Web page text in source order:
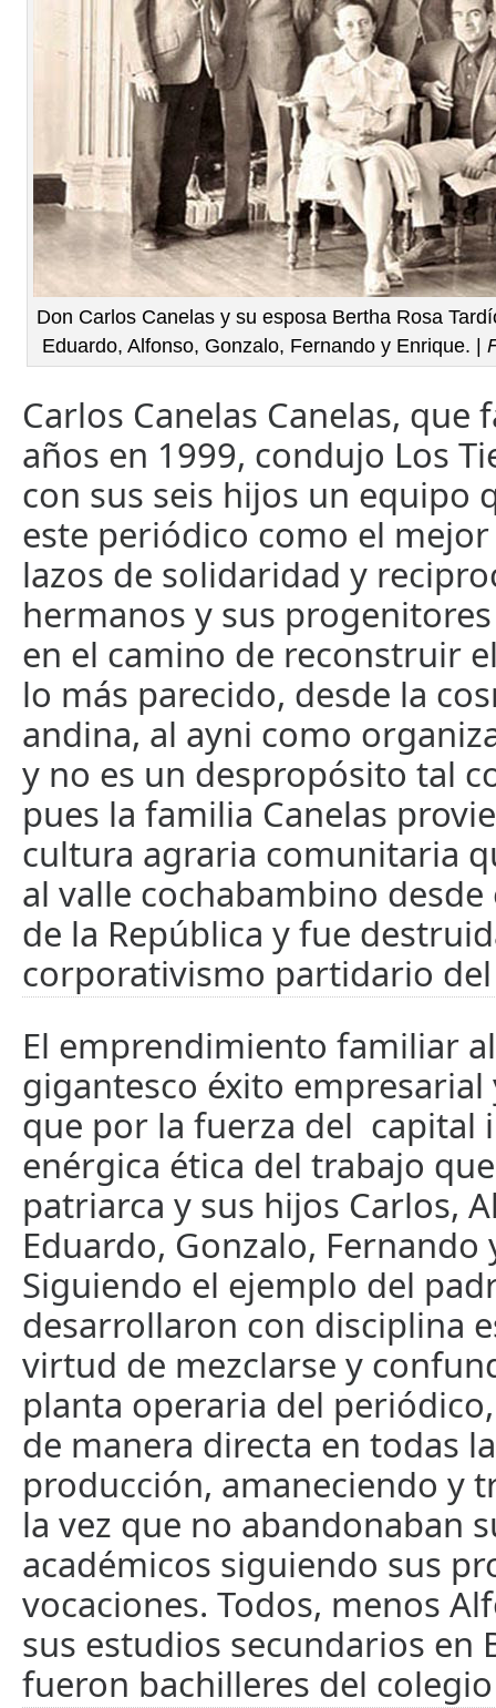
Don Carlos Canelas y su esposa Bertha Rosa
Eduardo, Alfonso, Gonzalo, Fernando y Enrique. |
Carlos Canelas Canelas, que
años en 1999, condujo Los
con sus seis hijos un equipo
este periódico como el
lazos de solidaridad y
hermanos y sus
en el camino de reconstruir
lo más parecido, desde la
andina, al ayni como
y no es un despropósito tal
pues la familia Canelas
cultura agraria comunitaria
al valle cochabambino
de la República y fue
corporativismo partidario
El emprendimiento familiar
gigantesco éxito empresarial
que por la fuerza del capital
enérgica ética del trabajo
patriarca y sus hijos Carlos,
Eduardo, Gonzalo, Fernando
Siguiendo el ejemplo del
desarrollaron con disciplina
virtud de mezclarse y
planta operaria del
de manera directa en todas
producción, amaneciendo y
la vez que no abandonaban
académicos siguiendo sus
vocaciones. Todos, menos
sus estudios secundarios en
fueron bachilleres del colegio